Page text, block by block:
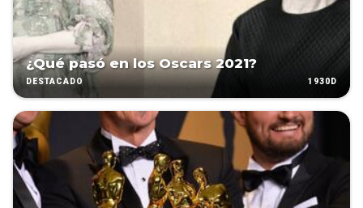
¿Qué pasó en los Oscars 2021?
DESTACADO 1930D